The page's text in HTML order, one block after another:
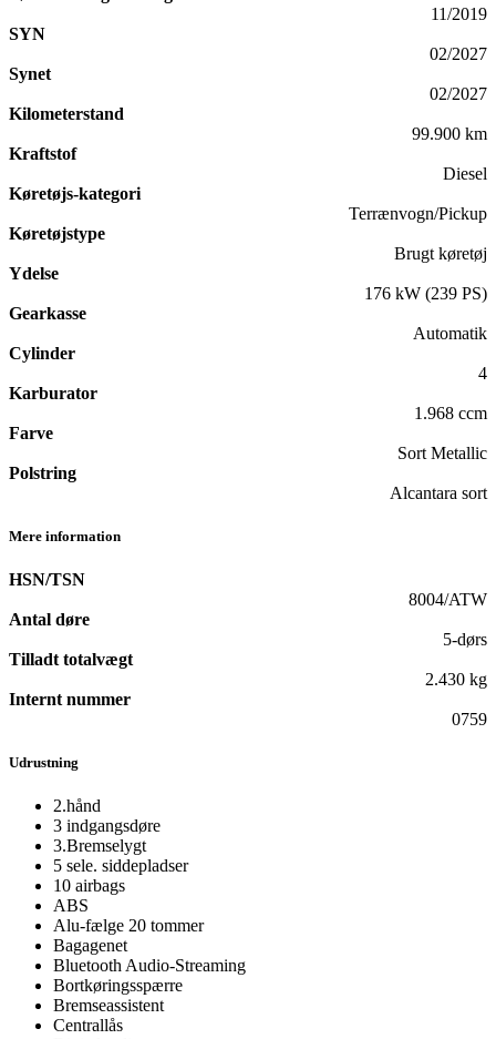
11/2019
SYN
02/2027
Synet
02/2027
Kilometerstand
99.900 km
Kraftstof
Diesel
Køretøjs-kategori
Terrænvogn/Pickup
Køretøjstype
Brugt køretøj
Ydelse
176 kW (239 PS)
Gearkasse
Automatik
Cylinder
4
Karburator
1.968 ccm
Farve
Sort Metallic
Polstring
Alcantara sort
Mere information
HSN/TSN
8004/ATW
Antal døre
5-dørs
Tilladt totalvægt
2.430 kg
Internt nummer
0759
Udrustning
2.hånd
3 indgangsdøre
3.Bremselygt
5 sele. siddepladser
10 airbags
ABS
Alu-fælge 20 tommer
Bagagenet
Bluetooth Audio-Streaming
Bortkøringsspærre
Bremseassistent
Centrallås